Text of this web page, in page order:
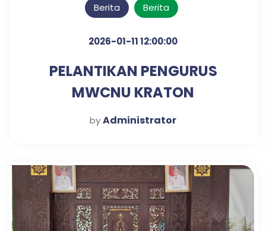
Berita Berita
2026-01-11 12:00:00
PELANTIKAN PENGURUS
MWCNU KRATON
byAdministrator